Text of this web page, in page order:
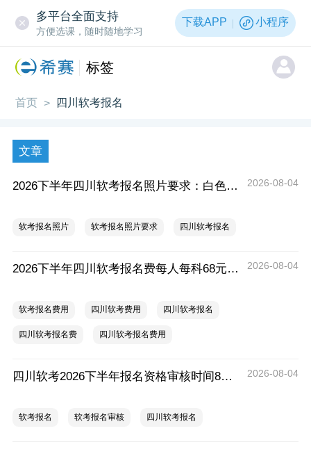
多平台全面支持
方便选课，随时随地学习
下载APP 小程序
标签
首页 > 四川软考报名
文章
2026下半年四川软考报名照片要求：白色、jpg、2.5cm*3.5cm、大小约10KB 2026-08-04
软考报名照片 软考报名照片要求 四川软考报名
2026下半年四川软考报名费每人每科68元，缴费时间8月26日至9月11日 2026-08-04
软考报名费用 四川软考费用 四川软考报名
四川软考报名费 四川软考报名费用
四川软考2026下半年报名资格审核时间8月26日至9月10日 2026-08-04
软考报名 软考报名审核 四川软考报名